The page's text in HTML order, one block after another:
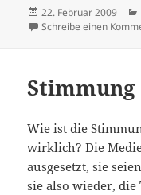
Veröffentlicht
am
22. Februar 2009
Schreibe einen
Stimmung
Wie ist die
wirklich? Die
ausgesetzt, sie
sie also wieder,